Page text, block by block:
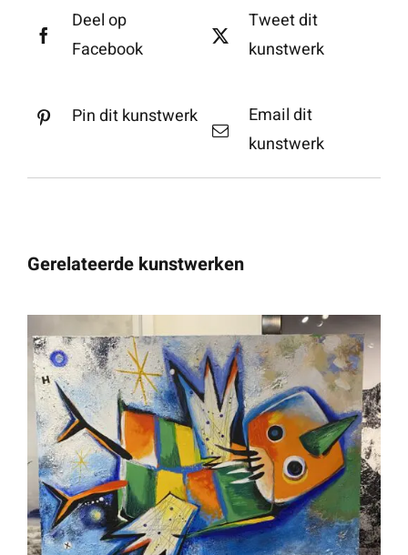
Deel op
Facebook
Tweet dit
kunstwerk
Pin dit kunstwerk
Email dit
kunstwerk
Gerelateerde kunstwerken